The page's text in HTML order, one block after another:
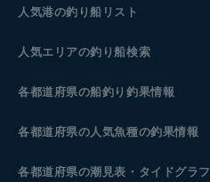
人気港の釣り船リスト
人気エリアの釣り船検索
各都道府県の船釣り釣果情報
各都道府県の人気魚種の釣果情報
各都道府県の潮見表 ・タイドグラフ